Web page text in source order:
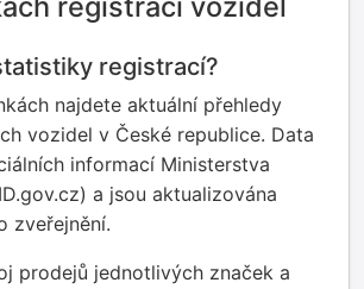
registrací?
najdete aktuální přehledy
vozidel v České republice. Data
informací Ministerstva
a jsou aktualizována
zveřejnění.
prodejů jednotlivých značek a